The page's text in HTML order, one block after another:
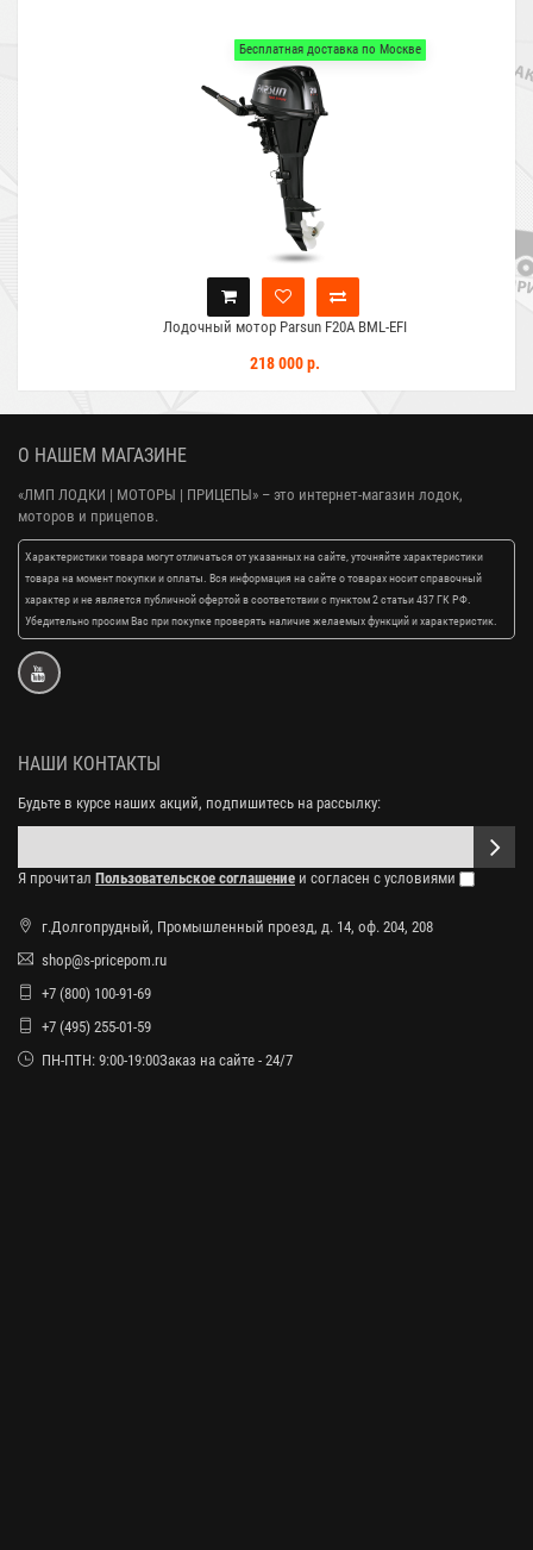
Бесплатная доставка по Москве
Лодочный мотор Parsun F20A BML-EFI
218 000 р.
О НАШЕМ МАГАЗИНЕ
«ЛМП ЛОДКИ | МОТОРЫ | ПРИЦЕПЫ» – это интернет-магазин лодок,
моторов и прицепов.
Характеристики товара могут отличаться от указанных на сайте, уточняйте характеристики
товара на момент покупки и оплаты. Вся информация на сайте о товарах носит справочный
характер и не является публичной офертой в соответствии с пунктом 2 статьи 437 ГК РФ.
Убедительно просим Вас при покупке проверять наличие желаемых функций и характеристик.
НАШИ КОНТАКТЫ
Будьте в курсе наших акций, подпишитесь на рассылку:
Я прочитал Пользовательское соглашение и согласен с условиями
г.Долгопрудный, Промышленный проезд, д. 14, оф. 204, 208
shop@s-pricepom.ru
+7 (800) 100-91-69
+7 (495) 255-01-59
ПН-ПТН: 9:00-19:00Заказ на сайте - 24/7